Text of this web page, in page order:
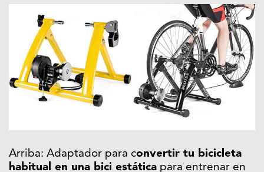
Arriba: Adaptador para convertir tu bicicleta
habitual en una bici estática para entrenar en